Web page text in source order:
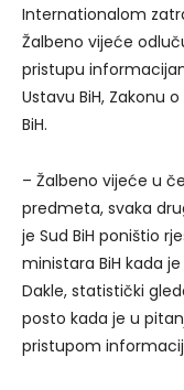
Internationalom
Žalbeno vijeće
pristupu
Ustavu BiH, Zakonu
BiH.
– Žalbeno vijeće u
predmeta, svaka
je Sud BiH poništio
ministara BiH kada
Dakle, statistički
posto kada je u
pristupom